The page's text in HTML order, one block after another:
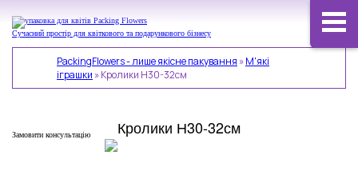
Сучасний простір для квіткового та подарункового бізнесу
PackingFlowers - лише якісне пакування »М'які
іграшки »Кролики Н30-32см
Кролики Н30-32см
Замовити консультацію